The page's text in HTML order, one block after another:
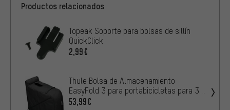
Productos relacionados
Topeak Soporte para bolsas de sillín
QuickClick
2,99€
Thule Bolsa de Almacenamiento
EasyFold 3 para portabicicletas para 3
bicicle
53,99€